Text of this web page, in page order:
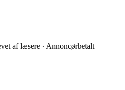
af læsere · Annoncørbetalt